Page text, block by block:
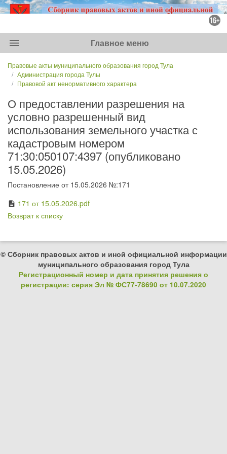
menu Главное меню
Правовые акты муниципального образования город Тула
Администрация города Тулы
Правовой акт ненормативного характера
О предоставлении разрешения на
условно разрешенный вид
использования земельного участка с
кадастровым номером
71:30:050107:4397 (опубликовано
15.05.2026)
Постановление от 15.05.2026 №:171
description 171 от 15.05.2026.pdf
Возврат к списку
© Сборник правовых актов и иной официальной информации
муниципального образования город Тула
Регистрационный номер и дата принятия решения о
регистрации: серия Эл № ФС77-78690 от 10.07.2020